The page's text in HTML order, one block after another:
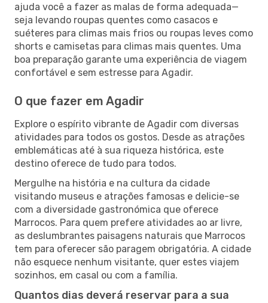
ajuda você a fazer as malas de forma adequada—
seja levando roupas quentes como casacos e
suéteres para climas mais frios ou roupas leves como
shorts e camisetas para climas mais quentes. Uma
boa preparação garante uma experiência de viagem
confortável e sem estresse para Agadir.
O que fazer em Agadir
Explore o espírito vibrante de Agadir com diversas
atividades para todos os gostos. Desde as atrações
emblemáticas até à sua riqueza histórica, este
destino oferece de tudo para todos.
Mergulhe na história e na cultura da cidade
visitando museus e atrações famosas e delicie-se
com a diversidade gastronómica que oferece
Marrocos. Para quem prefere atividades ao ar livre,
as deslumbrantes paisagens naturais que Marrocos
tem para oferecer são paragem obrigatória. A cidade
não esquece nenhum visitante, quer estes viajem
sozinhos, em casal ou com a família.
Quantos dias deverá reservar para a sua